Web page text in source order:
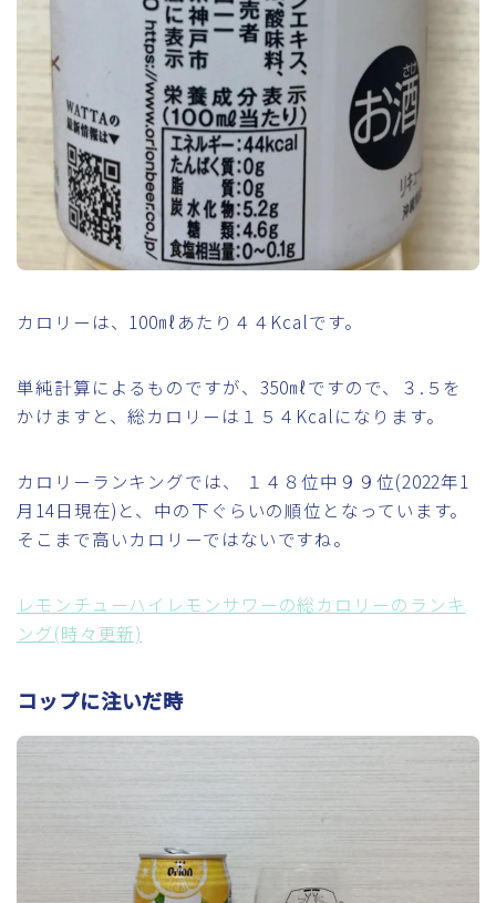
カロリーは、100㎖あたり４４Kcalです。
単純計算によるものですが、350㎖ですので、３.５を
かけますと、総カロリーは１５４Kcalになります。
カロリーランキングでは、 １４８位中９９位(2022年1
月14日現在)と、中の下ぐらいの順位となっています。
そこまで高いカロリーではないですね。
レモンチューハイレモンサワーの総カロリーのランキ
ング(時々更新)
コップに注いだ時